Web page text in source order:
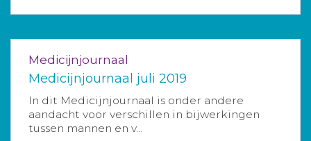
Medicijnjournaal
Medicijnjournaal juli 2019
In dit Medicijnjournaal is onder andere
aandacht voor verschillen in bijwerkingen
tussen mannen en v...